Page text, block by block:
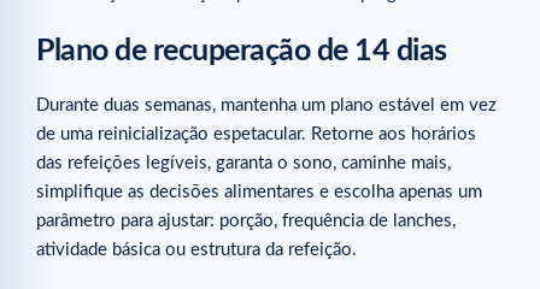
Plano de recuperação de 14 dias
Durante duas semanas, mantenha um plano estável em vez
de uma reinicialização espetacular. Retorne aos horários
das refeições legíveis, garanta o sono, caminhe mais,
simplifique as decisões alimentares e escolha apenas um
parâmetro para ajustar: porção, frequência de lanches,
atividade básica ou estrutura da refeição.